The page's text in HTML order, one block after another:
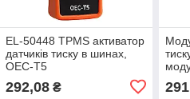
EL-50448 TPMS активатор
датчиків тиску в шинах,
OEC-T5
292,08₴
5В